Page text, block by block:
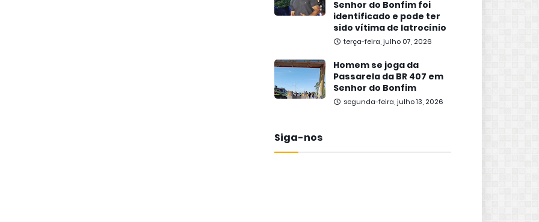
Senhor do Bonfim foi
identificado e pode ter
sido vítima de latrocínio
terça-feira, julho 07, 2026
Homem se joga da
Passarela da BR 407 em
Senhor do Bonfim
segunda-feira, julho 13, 2026
Siga-nos